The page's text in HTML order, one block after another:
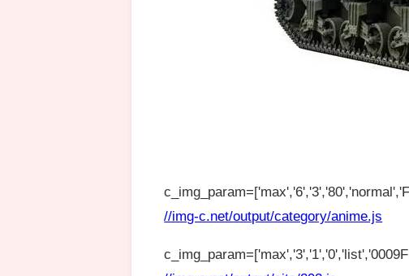
//img-c.net/output/category/anime.js